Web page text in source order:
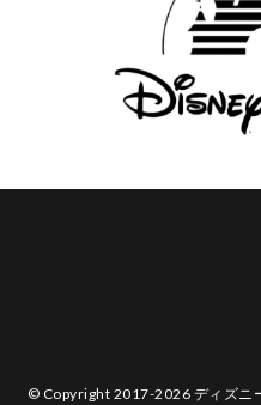
© Copyright 2017-2026 ディズニ